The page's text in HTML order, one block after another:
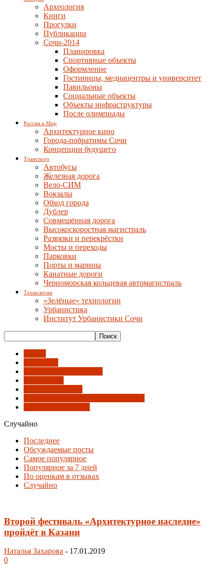
Археология
Книги
Прогулки
Публикации
Сочи-2014
Планировка
Спортивные объекты
Оформление
Гостиницы, медиацентры и университет
Павильоны
Социальные объекты
Объекты инфраструктуры
После олимпиады
Россия и Мир
Архитектурное кино
Города-побратимы Сочи
Концепции будущего
Транспорт
Автобусы
Железная дорога
Вело-СИМ
Вокзалы
Обход города
Дублер
Совмещённая дорога
Высокоскоростная магистраль
Развязки и перекрёстки
Мосты и переходы
Парковки
Порты и марины
Канатные дороги
Черноморская кольцевая автомагистраль
Технологии
«Зелёные» технологии
Урбанистика
Институт Урбанистики Сочи
Случайно
Последнее
Обсуждаемые посты
Самое популярное
Популярное за 7 дней
По оценкам в отзывах
Случайно
Второй фестиваль «Архитектурное наследие»
пройдёт в Казани
Наталья Захарова - 17.01.2019
0